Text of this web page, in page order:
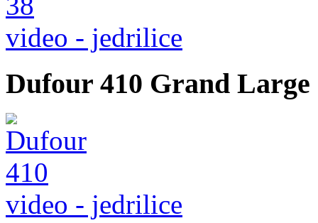
video - jedrilice
Dufour 410 Grand
video - jedrilice